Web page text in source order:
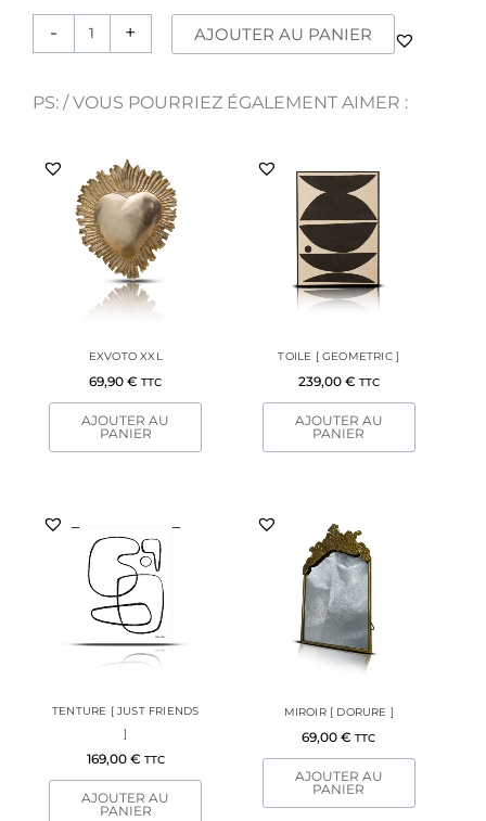
-
[coeur
métal]
+ AJOUTER AU PANIER
PS: / VOUS POURRIEZ ÉGALEMENT AIMER :
EXVOTO XXL
69,90€ TTC
AJOUTER AU
PANIER
TOILE [ GEOMETRIC ]
239,00 € TTC
AJOUTER AU
PANIER
TENTURE [ JUST FRIENDS
]
169,00 € TTC
AJOUTER AU
PANIER
MIROIR [ DORURE ]
69,00€ TTC
AJOUTER AU
PANIER